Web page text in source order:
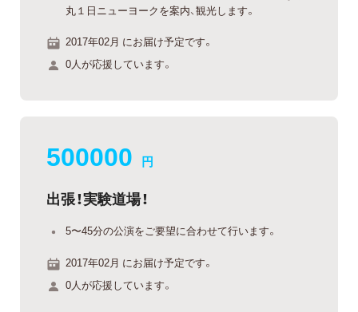
丸１日ニューヨークを案内、観光します。
2017年02月 にお届け予定です。
0人が応援しています。
500000 円
出張！実験道場！
5〜45分の公演をご要望に合わせて行います。
2017年02月 にお届け予定です。
0人が応援しています。